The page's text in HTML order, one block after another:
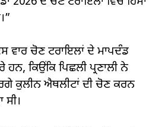
ਵਾਰ ਚੋਣ ਟਰਾਇਲਾਂ ਦੇ ਮਾਪਦੰਡ
ਕਿਉਂਕਿ ਪਿਛਲੀ ਪ੍ਰਣਾਲੀ ਨੇ
ਕੁਲੀਨ ਐਥਲੀਟਾਂ ਦੀ ਚੋਣ ਕਰਨ
ਸੀ।